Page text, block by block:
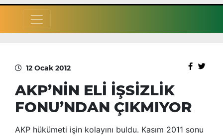
12 Ocak 2012
AKP’NİN ELİ İŞSİZLİK
FONU’NDAN ÇIKMIYOR
AKP hükümeti işin kolayını buldu. Kasım 2011 sonu